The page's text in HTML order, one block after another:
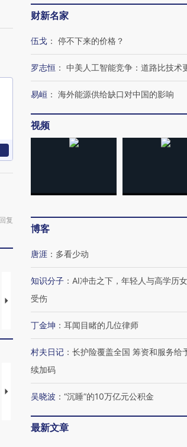
回复
马航飞行员跨国走私7万
粒摇头丸 尿检体内含3种
度Z世代 用街头抗争将教
育部长拱下台
视线｜全球最热百城独占
97个 印度如何熬过48°C
38岁梅西上演帽子戏法
阿根廷3-0阿尔及利亚
财新名家
伍戈 ： 停不下来的价格？
罗志恒 ： 中美人工智能竞争：道路比技术
易峘 ： 海外能源供给缺口对中国的影响
视频
博客
唐涯 ： 多看少动
知识分子 ： AI冲击之下，年轻人与高学历
受伤
丁金坤 ： 耳闻目睹的几位律师
村夫日记 ： 长护险覆盖全国 筹资和服务给
续加码
吴晓波 ： “沉睡”的10万亿元公积金
最新文章